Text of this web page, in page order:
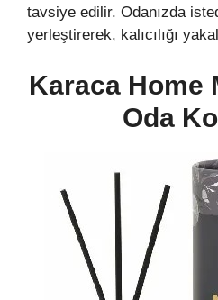
tavsiye edilir. Odanızda
yerleştirerek, kalıcılığı
Karaca Home
Oda